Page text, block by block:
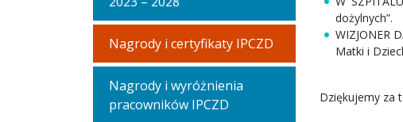
Nagrody i certyfikaty IPCZD
Nagrody i wyróżnienia
pracowników IPCZD
dożylnych”.
WIZJONER
Matki i
Dziękujemy za